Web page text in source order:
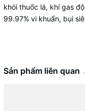
khói thuốc lá, khí gas
99.97% vi khuẩn, bụi
Sản phẩm liên quan